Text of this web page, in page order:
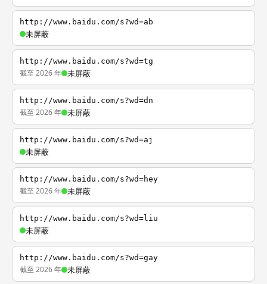
http://www.baidu.com/s?wd=ab
未屏蔽
http://www.baidu.com/s?wd=tg
截至 2026 年 未屏蔽
http://www.baidu.com/s?wd=dn
截至 2026 年 未屏蔽
http://www.baidu.com/s?wd=aj
未屏蔽
http://www.baidu.com/s?wd=hey
截至 2026 年 未屏蔽
http://www.baidu.com/s?wd=liu
未屏蔽
http://www.baidu.com/s?wd=gay
截至 2026 年 未屏蔽